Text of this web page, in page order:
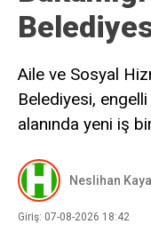
Aile ve Sosyal
Belediyesi,
alanında yeni iş
Neslihan Kaya
Giriş: 07-08-2026 18:42